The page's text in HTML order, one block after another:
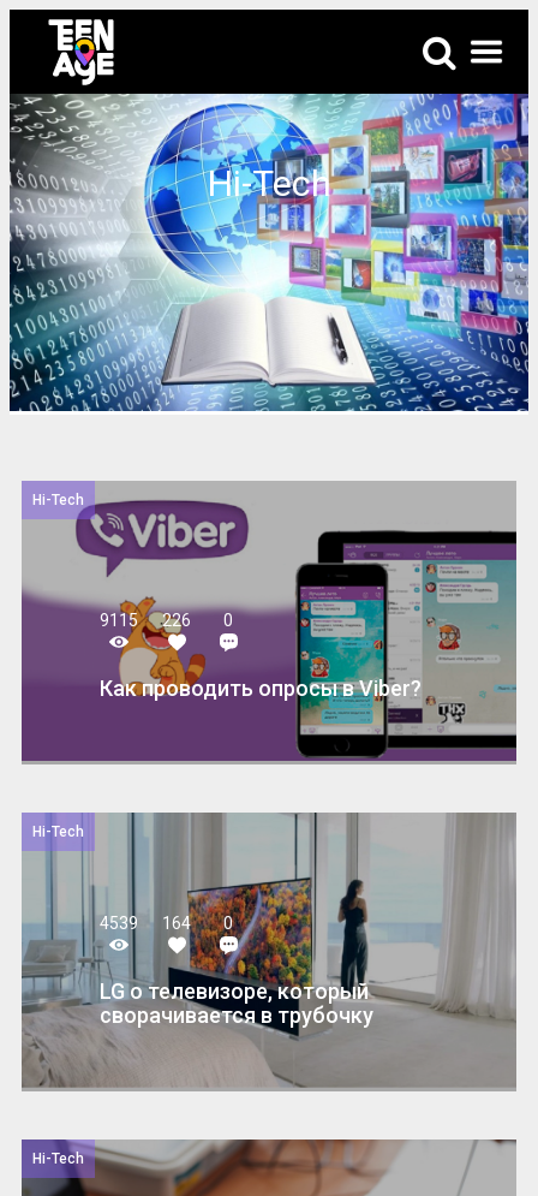
Hi-Tech
Hi-Tech
9115 226 0
​​Как проводить опросы в Viber?
Hi-Tech
4539 164 0
LG о телевизоре, который
сворачивается в трубочку
Hi-Tech